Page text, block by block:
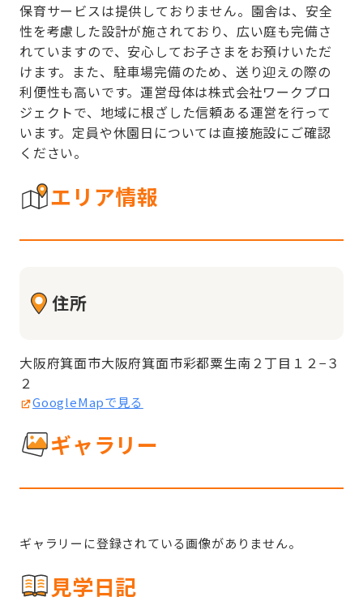
保育サービスは提供しておりません。園舎は、安全
性を考慮した設計が施されており、広い庭も完備さ
れていますので、安心してお子さまをお預けいただ
けます。また、駐車場完備のため、送り迎えの際の
利便性も高いです。運営母体は株式会社ワークプロ
ジェクトで、地域に根ざした信頼ある運営を行って
います。定員や休園日については直接施設にご確認
ください。
エリア情報
住所
大阪府箕面市大阪府箕面市彩都粟生南２丁目１２−３
２
GoogleMapで見る
ギャラリー
ギャラリーに登録されている画像がありません。
見学日記